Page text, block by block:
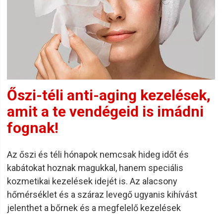
Őszi-téli anti-aging kezelések,
amit a te vendégeid is imádni
fognak!
Az őszi és téli hónapok nemcsak hideg időt és
kabátokat hoznak magukkal, hanem speciális
kozmetikai kezelések idejét is. Az alacsony
hőmérséklet és a száraz levegő ugyanis kihívást
jelenthet a bőrnek és a megfelelő kezelések